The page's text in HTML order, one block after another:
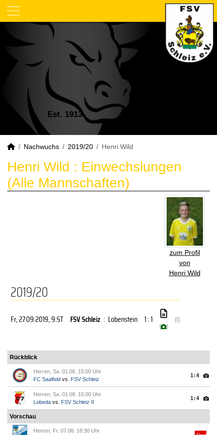
Est. 1913
Nachwuchs 2019/20 Henri Wild
Henri Wild : Einwechslungen
(Alle Mannschaften)
zum Profil
von
Henri Wild
2019/20
Fr, 27.09.2019, 9.ST FSV Schleiz : Lobenstein 1 : 1
( )
(1)
Rückblick
Herren, Sa. 01.08. 15:00 Uhr
FC Saalfeld vs. FSV Schleiz
1:4
Herren, Sa. 01.08. 15:00 Uhr
Lobeda vs. FSV Schleiz II
1:4
Vorschau
Herren, Fr. 07.08. 18:30 Uhr